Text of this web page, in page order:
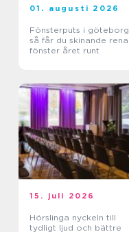
01. augusti 2026
Fönsterputs i göteborg
så får du skinande rena
fönster året runt
15. juli 2026
Hörslinga nyckeln till
tydligt ljud och bättre